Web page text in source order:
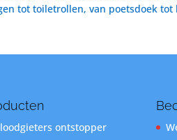
tot toiletrollen, van poetsdoek
ontstopper